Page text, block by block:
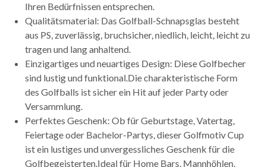
Ihren Bedürfnissen entsprechen.
Qualitätsmaterial: Das Golfball-Schnapsglas besteht
aus PS, zuverlässig, bruchsicher, niedlich, leicht, leicht zu
tragen und lang anhaltend.
Einzigartiges und neuartiges Design: Diese Golfbecher
sind lustig und funktional.Die charakteristische Form
des Golfballs ist sicher ein Hit auf jeder Party oder
Versammlung.
Perfektes Geschenk: Ob für Geburtstage, Vatertag,
Feiertage oder Bachelor-Partys, dieser Golfmotiv Cup
ist ein lustiges und unvergessliches Geschenk für die
Golfbegeisterten.Ideal für Home Bars, Mannhöhlen,